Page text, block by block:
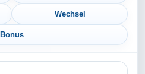
Cottbus
Wechsel
Bonus